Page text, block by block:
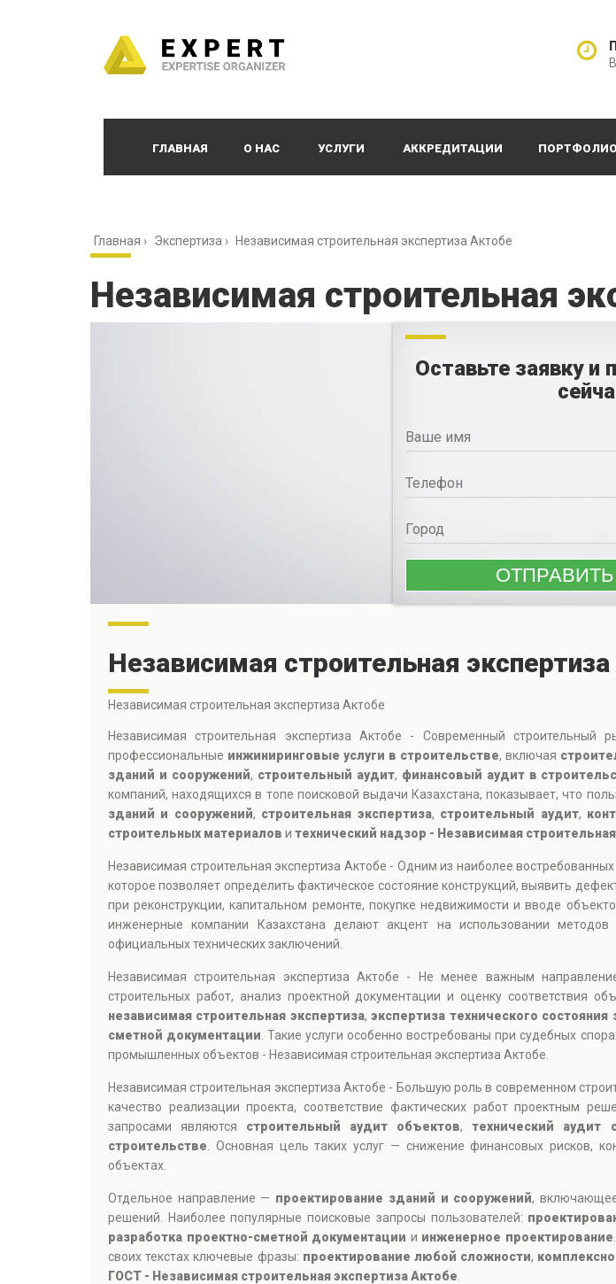
ГЛАВНАЯ О НАС УСЛУГИ АККРЕДИТАЦИИ ПОРТФОЛИО
Главная › Экспертиза › Независимая строительная экспертиза Актобе
Независимая строительная
Оставьте заявку и
Независимая строительная
Независимая строительная экспертиза Актобе
Независимая строительная экспертиза Актобе - Современный
профессиональные инжиниринговые услуги в строительстве, включая
зданий и сооружений, строительный аудит, финансовый аудит в
компаний, находящихся в топе поисковой выдачи Казахстана, показывает, что
зданий и сооружений, строительная экспертиза, строительный аудит,
строительных материалов и технический надзор - Независимая
Независимая строительная экспертиза Актобе - Одним из наиболее
которое позволяет определить фактическое состояние конструкций, выявить
при реконструкции, капитальном ремонте, покупке недвижимости и вводе
инженерные компании Казахстана делают акцент на использовании методов
официальных технических заключений.
Независимая строительная экспертиза Актобе - Не менее важным
строительных работ, анализ проектной документации и оценку соответствия
независимая строительная экспертиза,экспертиза технического состояния
сметной документации . Такие услуги особенно востребованы при судебных
промышленных объектов - Независимая строительная экспертиза Актобе.
Независимая строительная экспертиза Актобе - Большую роль в современном
качество реализации проекта, соответствие фактических работ проектным
запросами являются строительный аудит объектов,технический аудит
строительстве . Основная цель таких услуг — снижение финансовых рисков,
объектах.
Отдельное направление — проектирование зданий и сооружений, включающее
решений. Наиболее популярные поисковые запросы пользователей:
разработка проектно-сметной документации и инженерное проектирование
своих текстах ключевые фразы: проектирование любой сложности,
ГОСТ - Независимая строительная экспертиза Актобе